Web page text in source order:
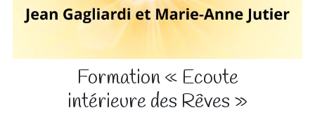
Formation « Ecoute
intérieure des Rêves »